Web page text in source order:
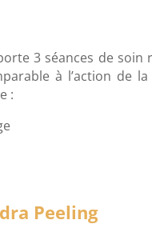
3 séances de
à l’action de
:
Peeling